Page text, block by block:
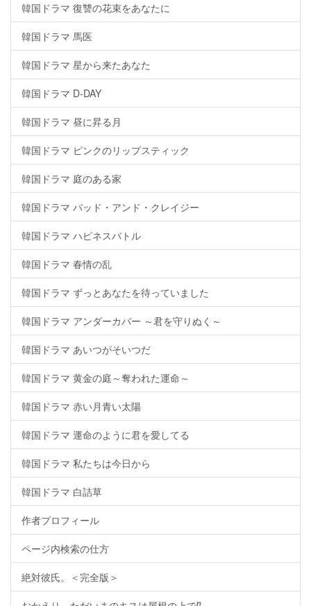
韓国ドラマ 復讐の花束をあなたに
韓国ドラマ 馬医
韓国ドラマ 星から来たあなた
韓国ドラマ D-DAY
韓国ドラマ 昼に昇る月
韓国ドラマ ピンクのリップスティック
韓国ドラマ 庭のある家
韓国ドラマ バッド・アンド・クレイジー
韓国ドラマ ハピネスバトル
韓国ドラマ 春情の乱
韓国ドラマ ずっとあなたを待っていました
韓国ドラマ アンダーカバー ～君を守りぬく～
韓国ドラマ あいつがそいつだ
韓国ドラマ 黄金の庭～奪われた運命～
韓国ドラマ 赤い月青い太陽
韓国ドラマ 運命のように君を愛してる
韓国ドラマ 私たちは今日から
韓国ドラマ 白詰草
作者プロフィール
ページ内検索の仕方
絶対彼氏。＜完全版＞